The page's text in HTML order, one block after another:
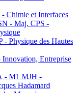
Chimie et Interfaces
- Maj. CPS -
Physique des Hautes
Entreprise
- M1 MJH -
Hadamard